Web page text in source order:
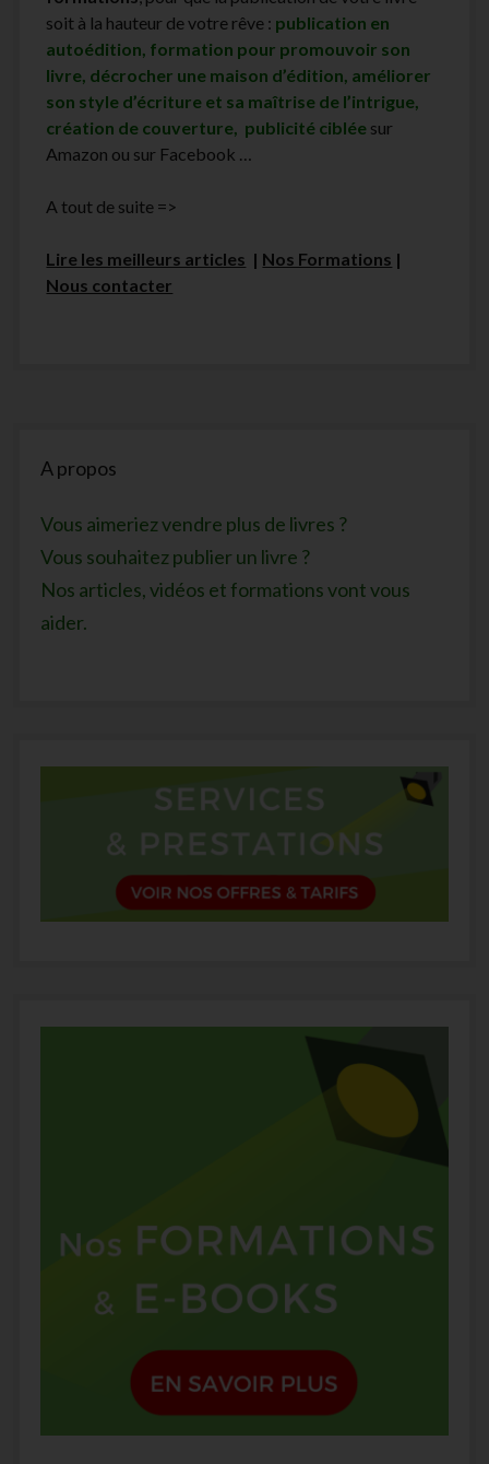
soit à la hauteur de votre rêve : publication en
autoédition, formation pour promouvoir son
livre, décrocher une maison d’édition, améliorer
son style d’écriture et sa maîtrise de l’intrigue,
création de couverture, publicité ciblée sur
Amazon ou sur Facebook …
A tout de suite =>
Lire les meilleurs articles | Nos Formations |
Nous contacter
A propos
Vous aimeriez vendre plus de livres ?
Vous souhaitez publier un livre ?
Nos articles, vidéos et formations vont vous
aider.